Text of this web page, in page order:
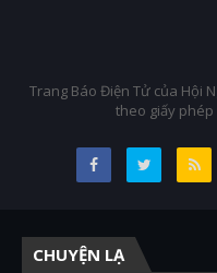
Trang Báo Điện Tử của Hội
theo giấy phép
CHUYỆN LẠ